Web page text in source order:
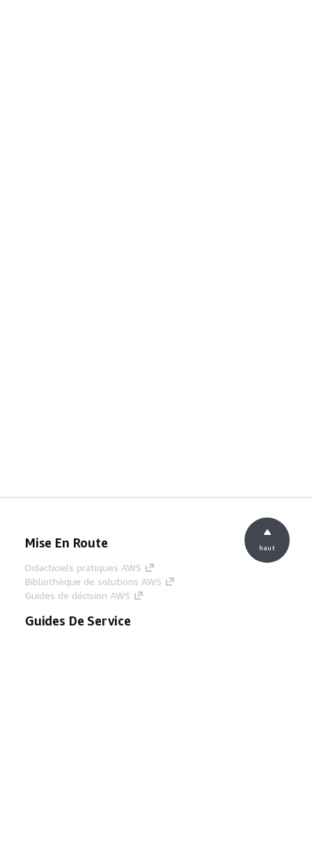
Mise En Route
Didacticiels pratiques AWS
Bibliothèque de solutions AWS
Guides de décision AWS
Guides De Service
haut